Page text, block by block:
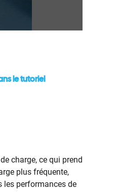
le tutoriel
charge, ce qui prend
plus fréquente,
les performances de